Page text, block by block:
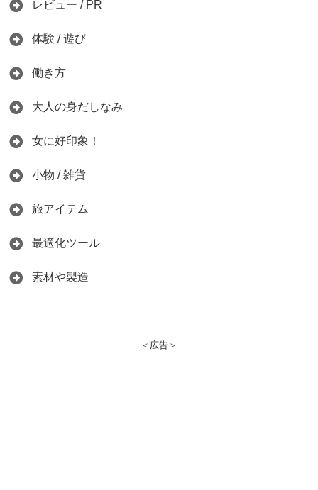
レビュー / PR
体験 / 遊び
働き方
大人の身だしなみ
女に好印象！
小物 / 雑貨
旅アイテム
最適化ツール
素材や製造
＜広告＞